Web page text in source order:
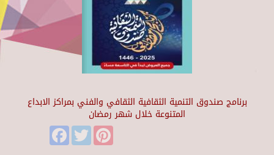
برنامج صندوق التنمية الثقافية الثقافي والفني بمراكز الابداع
المتنوعة خلال شهر رمضان
FacebookTwitter